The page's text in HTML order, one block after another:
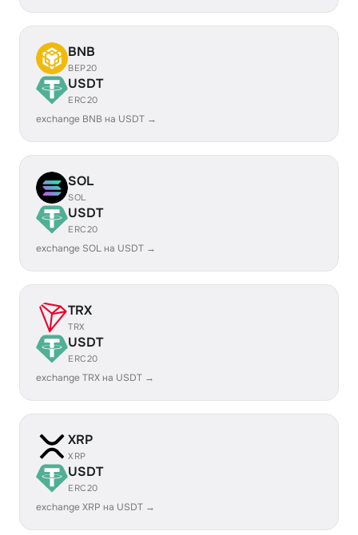
BNB
BEP20
USDT
ERC20
exchange BNB на USDT →
SOL
SOL
USDT
ERC20
exchange SOL на USDT →
TRX
TRX
USDT
ERC20
exchange TRX на USDT →
XRP
XRP
USDT
ERC20
exchange XRP на USDT →